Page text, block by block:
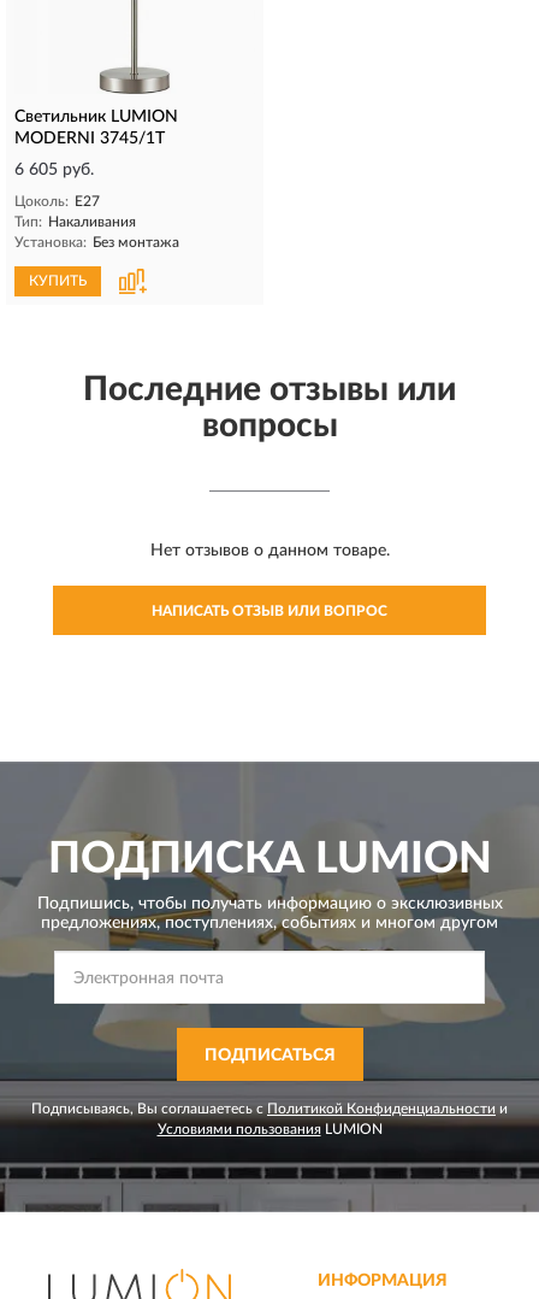
Светильник LUMION
MODERNI 3745/1T
6 605 руб.
Цоколь: E27
Тип: Накаливания
Установка: Без монтажа
КУПИТЬ
Последние отзывы или
вопросы
Нет отзывов о данном товаре.
НАПИСАТЬ ОТЗЫВ ИЛИ ВОПРОС
ПОДПИСКАLUMION
Подпишись, чтобы получать информацию о эксклюзивных
предложениях,поступлениях, событиях и многом другом
ПОДПИСАТЬСЯ
Подписываясь, Вы соглашаетесь сПолитикой Конфиденциальности и
Условиями пользованияLUMION
ИНФОРМАЦИЯ